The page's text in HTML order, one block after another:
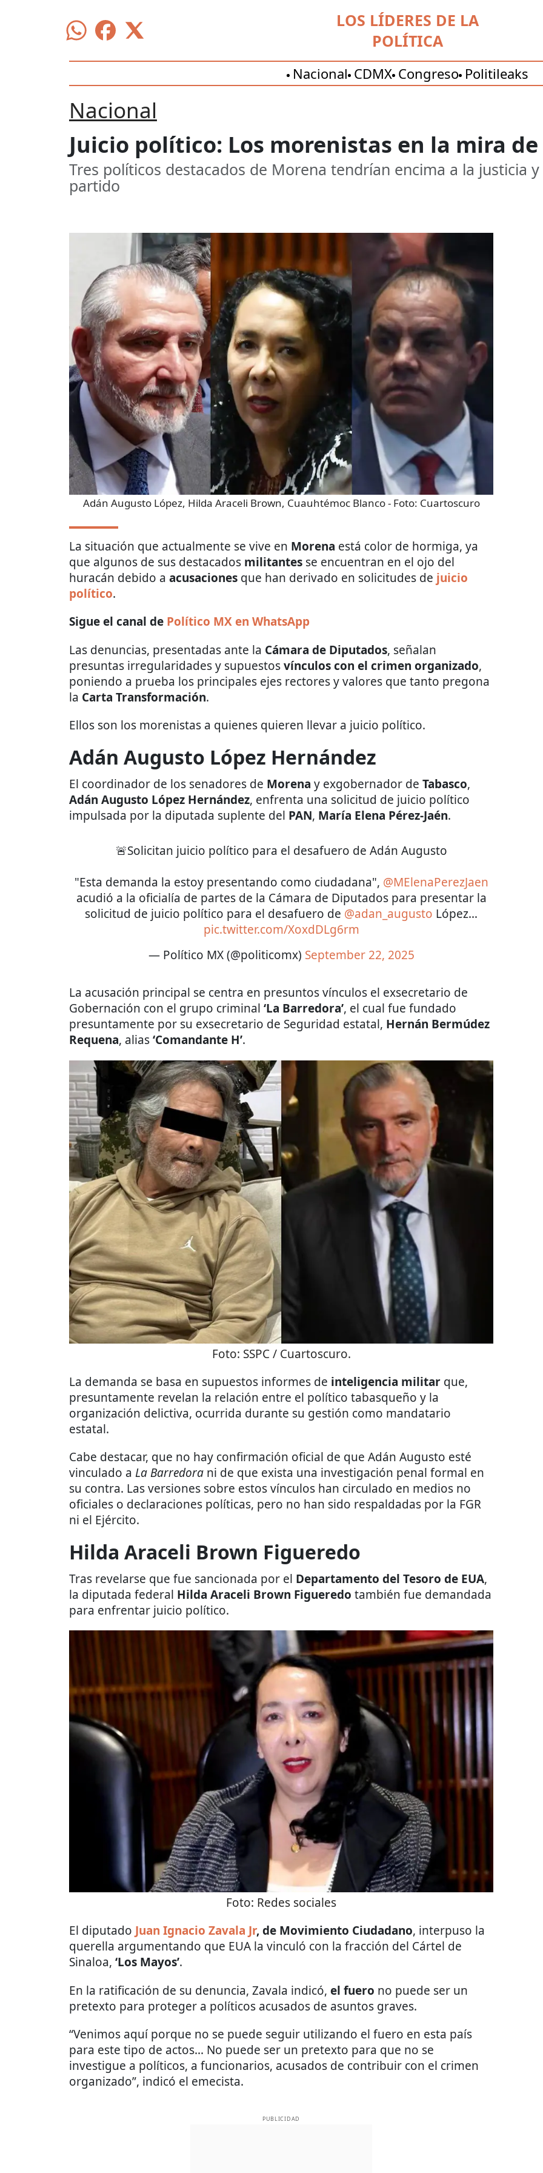
LOS LÍDERES DE LA
POLÍTICA
Nacional CDMX Congreso Politileaks
Nacional
Juicio político: Los morenistas en la mira
Tres políticos destacados de Morena tendrían encima a la justicia
partido
Adán Augusto López, Hilda Araceli Brown, Cuauhtémoc Blanco- Foto: Cuartoscuro
La situación que actualmente se vive en Morena está color de hormiga, ya
que algunos de sus destacados militantes se encuentran en el ojo del
huracán debido a acusaciones que han derivado en solicitudes de juicio
político.
Sigue el canal de Político MX en WhatsApp
Las denuncias, presentadas ante la Cámara de Diputados, señalan
presuntas irregularidades y supuestosvínculos con el crimen organizado,
poniendo a prueba los principales ejes rectores y valores que tanto pregona
la Carta Transformación.
Ellos son los morenistas a quienes quieren llevar a juicio político.
Adán Augusto López Hernández
El coordinador de los senadores de Morena y exgobernador de Tabasco,
Adán Augusto López Hernández, enfrenta una solicitud de juicio político
impulsada por la diputada suplente del PAN, María Elena Pérez-Jaén.
🚨Solicitan juicio político para el desafuero de Adán Augusto
"Esta demanda la estoy presentando como ciudadana", @MElenaPerezJaen
acudió a la oficialía de partes de la Cámara de Diputados para presentar la
solicitud de juicio político para el desafuero de @adan_augusto López…
pic.twitter.com/XoxdDLg6rm
— Político MX (@politicomx) September 22, 2025
La acusación principal se centra en presuntos vínculos el exsecretario de
Gobernación con el grupo criminal ‘La Barredora’, el cual fue fundado
presuntamente por su exsecretario de Seguridad estatal, Hernán Bermúdez
Requena, alias‘Comandante H’.
Foto: SSPC / Cuartoscuro.
La demanda se basa en supuestos informes de inteligencia militar que,
presuntamente revelan la relación entre el político tabasqueño y la
organización delictiva, ocurrida durante su gestión como mandatario
estatal.
Cabe destacar, que no hay confirmación oficial de que Adán Augusto esté
vinculado a La Barredora ni de que exista una investigación penal formal en
su contra. Las versiones sobre estos vínculos han circulado en medios no
oficiales o declaraciones políticas, pero no han sido respaldadas por la FGR
ni el Ejército.
Hilda Araceli Brown Figueredo
Tras revelarse que fue sancionada por el Departamento del Tesoro de EUA,
la diputada federal Hilda Araceli Brown Figueredo también fue demandada
para enfrentar juicio político.
Foto: Redes sociales
El diputado Juan Ignacio Zavala Jr, de Movimiento Ciudadano, interpuso la
querella argumentando que EUA la vinculó con la fracción del Cártel de
Sinaloa, ‘Los Mayos’.
En la ratificación de su denuncia, Zavala indicó, el fuero no puede ser un
pretexto para proteger a políticos acusados de asuntos graves.
“Venimos aquí porque no se puede seguir utilizando el fuero en esta país
para este tipo de actos... No puede ser un pretexto para que no se
investigue a políticos, a funcionarios, acusados de contribuir con el crimen
organizado”, indicó el emecista.
PUBLICIDAD